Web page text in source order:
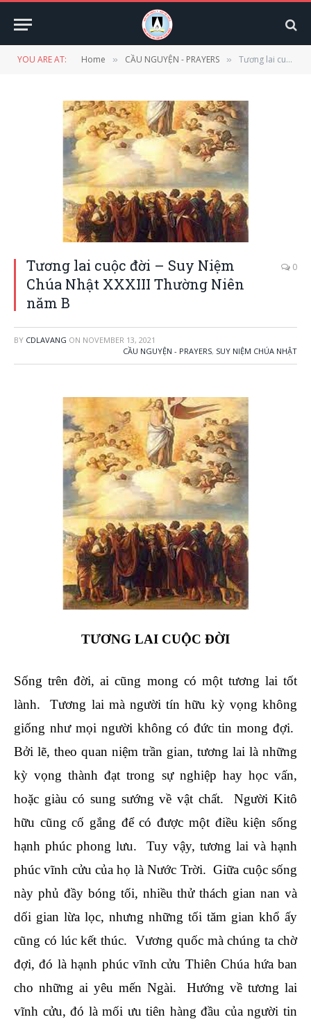
YOU ARE AT: Home » CẦU NGUYỆN - PRAYERS » Tương lai cuộc đời – Suy Niệm Chúa Nhật XXXIII Thường Niên năm B
Tương lai cuộc đời – Suy Niệm
Chúa Nhật XXXIII Thường Niên
năm B
0
BY CDLAVANG ON NOVEMBER 13, 2021
CẦU NGUYỆN - PRAYERS, SUY NIỆM CHÚA NHẬT
TƯƠNG LAI CUỘC ĐỜI
Sống trên đời, ai cũng mong có một tương lai tốt
lành. Tương lai mà người tín hữu kỳ vọng không
giống như mọi người không có đức tin mong đợi.
Bởi lẽ, theo quan niệm trần gian, tương lai là những
kỳ vọng thành đạt trong sự nghiệp hay học vấn,
hoặc giàu có sung sướng về vật chất. Người Kitô
hữu cũng cố gắng để có được một điều kiện sống
hạnh phúc phong lưu. Tuy vậy, tương lai và hạnh
phúc vĩnh cửu của họ là Nước Trời. Giữa cuộc sống
này phủ đầy bóng tối, nhiều thử thách gian nan và
dối gian lừa lọc, nhưng những tối tăm gian khổ ấy
cũng có lúc kết thúc. Vương quốc mà chúng ta chờ
đợi, đó là hạnh phúc vĩnh cửu Thiên Chúa hứa ban
cho những ai yêu mến Ngài. Hướng về tương lai
vĩnh cửu, đó là mối ưu tiên hàng đầu của người tin